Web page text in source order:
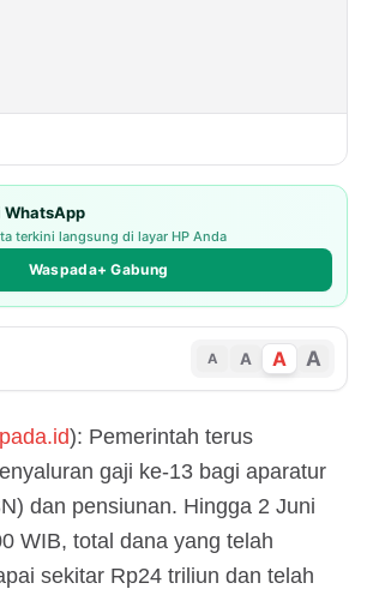
terkini langsung di layar HP Anda
Waspada+ Gabung
A A A A
): Pemerintah terus
gaji ke-13 bagi aparatur
dan pensiunan. Hingga 2 Juni
WIB, total dana yang telah
sekitar Rp24 triliun dan telah